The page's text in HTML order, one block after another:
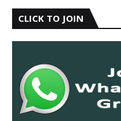
CLICK TO JOIN